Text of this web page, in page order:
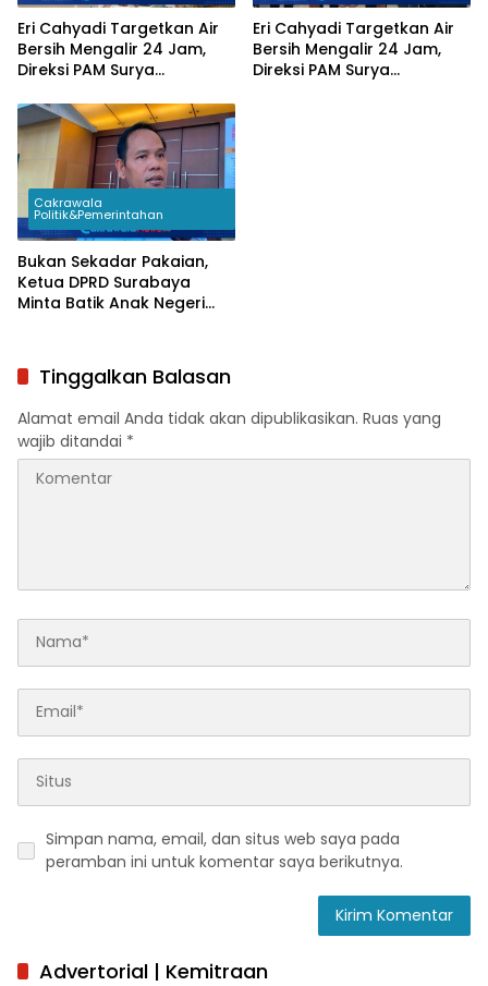
Eri Cahyadi Targetkan Air
Bersih Mengalir 24 Jam,
Direksi PAM Surya
Percepat Jaringan hingga
Kampung
Eri Cahyadi Targetkan Air
Bersih Mengalir 24 Jam,
Direksi PAM Surya
Cakrawala
Politik&Pemerintahan
Bukan Sekadar Pakaian,
Ketua DPRD Surabaya
Minta Batik Anak Negeri
Tinggalkan Balasan
Alamat email Anda tidak akan dipublikasikan. Ruas yang
wajib ditandai *
Simpan nama, email, dan situs web saya pada
peramban ini untuk komentar saya berikutnya.
Advertorial | Kemitraan